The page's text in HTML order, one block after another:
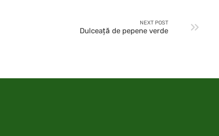
NEXT POST
Dulceaţă de pepene verde